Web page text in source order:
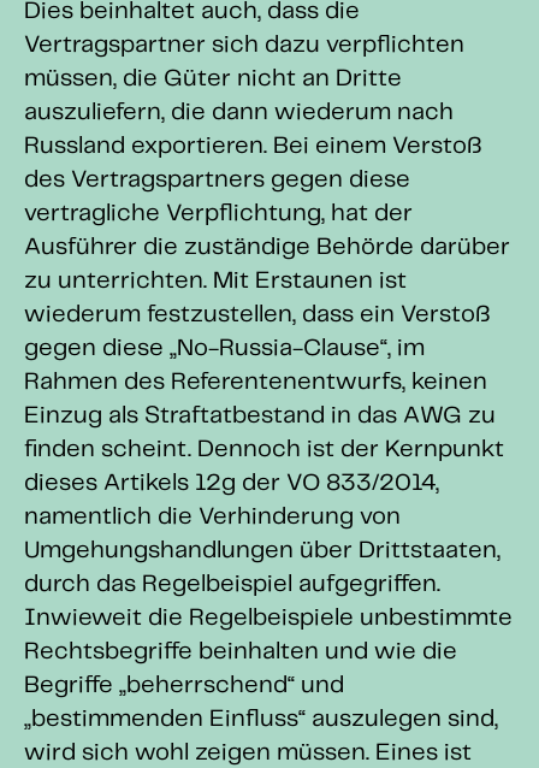
Dies beinhaltet auch, dass die
Vertragspartner sich dazu verpflichten
müssen, die Güter nicht an Dritte
auszuliefern, die dann wiederum nach
Russland exportieren. Bei einem Verstoß
des Vertragspartners gegen diese
vertragliche Verpflichtung, hat der
Ausführer die zuständige Behörde darüber
zu unterrichten. Mit Erstaunen ist
wiederum festzustellen, dass ein Verstoß
gegen diese „No-Russia-Clause“, im
Rahmen des Referentenentwurfs, keinen
Einzug als Straftatbestand in das AWG zu
finden scheint. Dennoch ist der Kernpunkt
dieses Artikels 12g der VO 833/2014,
namentlich die Verhinderung von
Umgehungshandlungen über Drittstaaten,
durch das Regelbeispiel aufgegriffen.
Inwieweit die Regelbeispiele unbestimmte
Rechtsbegriffe beinhalten und wie die
Begriffe „beherrschend“ und
„bestimmenden Einfluss“ auszulegen sind,
wird sich wohl zeigen müssen. Eines ist